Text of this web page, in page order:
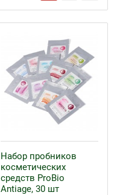
Набор пробников
косметических
средств ProBio
Antiage, 30 шт